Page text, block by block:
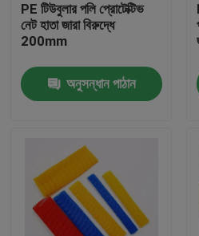
পণ্য
PE টিউবুলার পলি প্রোটেক্টিভ
নেট হাতা জারা বিরুদ্ধে
200mm
অনুসন্ধান পাঠান